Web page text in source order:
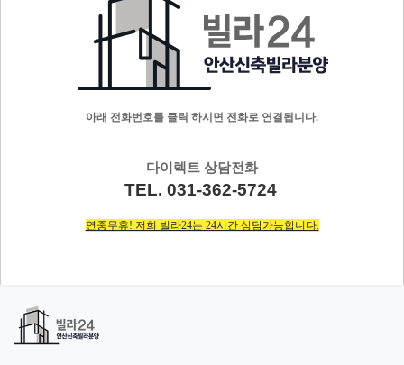
아래 전화번호를 클릭 하시면 전화로 연결됩니다.
다이렉트 상담전화
TEL. 031-362-5724
연중무휴! 저희 빌라24는 24시간 상담가능합니다.